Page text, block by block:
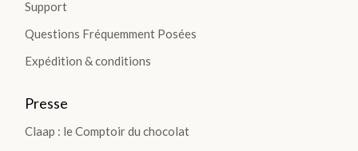
Support
Questions Fréquemment Posées
Expédition & conditions
Presse
Claap : le Comptoir du chocolat